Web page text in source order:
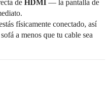
de HDMI
— la pantalla de
físicamente conectado, así
a menos que tu cable sea